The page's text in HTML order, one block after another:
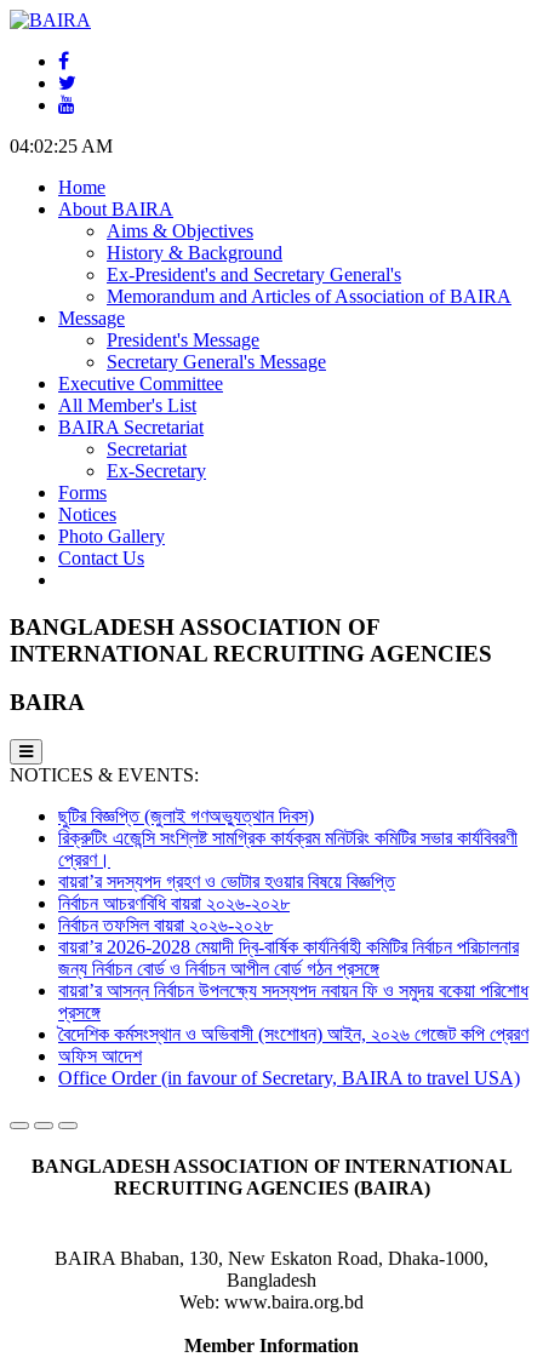
04:02:26 AM
Home
About BAIRA
Aims & Objectives
History & Background
Ex-President's and Secretary General's
Memorandum and Articles of Association of BAIRA
Message
President's Message
Secretary General's Message
Executive Committee
All Member's List
BAIRA Secretariat
Secretariat
Ex-Secretary
Forms
Notices
Photo Gallery
Contact Us
BANGLADESH ASSOCIATION OF
INTERNATIONAL RECRUITING AGENCIES
BAIRA
NOTICES & EVENTS:
ছুটির বিজ্ঞপ্তি (জুলাই গণঅভ্যুত্থান দিবস)
রিক্রুটিং এজেন্সি সংশ্লিষ্ট সামগ্রিক কার্যক্রম মনিটরিং কমিটির সভার কার্যবিবরণী
প্রেরণ।
বায়রা’র সদস্যপদ গ্রহণ ও ভোটার হওয়ার বিষয়ে বিজ্ঞপ্তি
নির্বাচন আচরণবিধি বায়রা ২০২৬-২০২৮
নির্বাচন তফসিল বায়রা ২০২৬-২০২৮
বায়রা’র 2026-2028 মেয়াদী দ্বি-বার্ষিক কার্যনির্বাহী কমিটির নির্বাচন পরিচালনার
জন্য নির্বাচন বোর্ড ও নির্বাচন আপীল বোর্ড গঠন প্রসঙ্গে
বায়রা’র আসন্ন নির্বাচন উপলক্ষ্যে সদস্যপদ নবায়ন ফি ও সমুদয় বকেয়া পরিশোধ
প্রসঙ্গে
বৈদেশিক কর্মসংস্থান ও অভিবাসী (সংশোধন) আইন, ২০২৬ গেজেট কপি প্রেরণ
অফিস আদেশ
Office Order (in favour of Secretary, BAIRA to travel USA)
BANGLADESH ASSOCIATION OF INTERNATIONAL
RECRUITING AGENCIES (BAIRA)
BAIRA Bhaban, 130, New Eskaton Road, Dhaka-1000,
Bangladesh
Web: www.baira.org.bd
Member Information